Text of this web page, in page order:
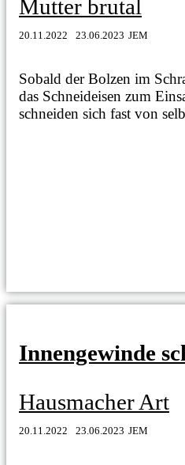
Mutter brutal
20.11.2022 23.06.2023 JEM
Sobald der Bolzen im
das Schneideisen zum
schneiden sich fast von
Innengewinde
Hausmacher Art
20.11.2022 23.06.2023 JEM